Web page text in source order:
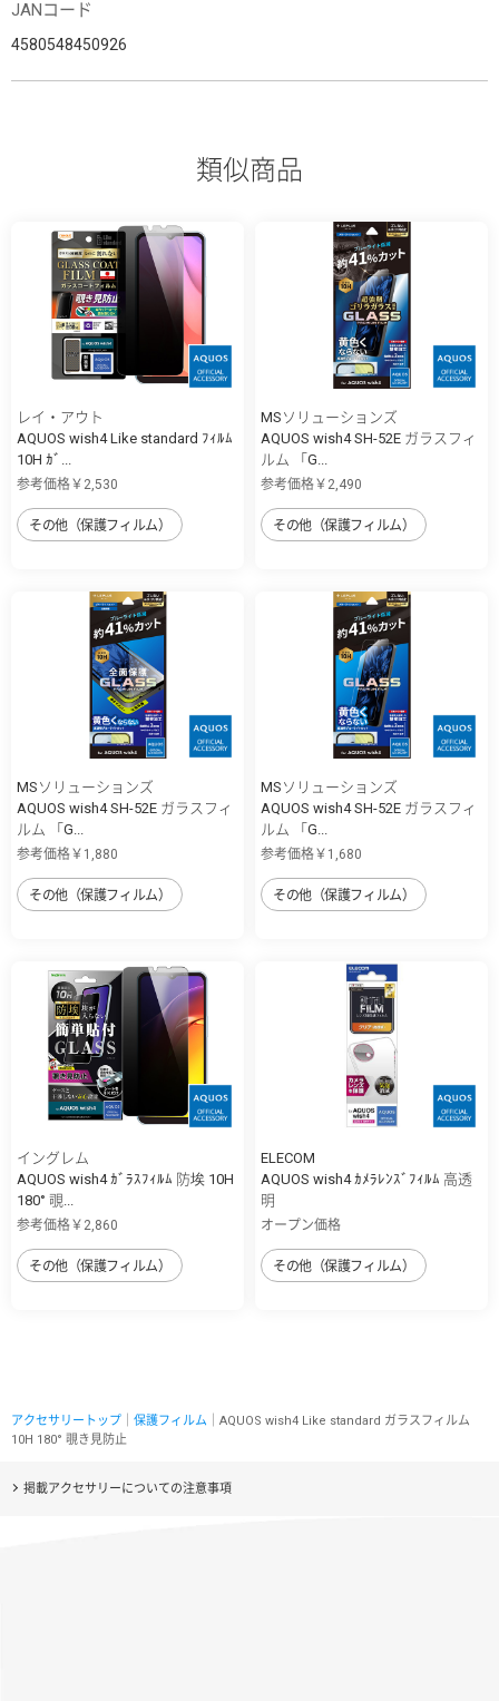
JANコード
4580548450926
類似商品
レイ・アウト
AQUOS wish4 Like standard ﾌｨﾙﾑ
10H ｶﾞ...
参考価格￥2,530
その他（保護フィルム）
MSソリューションズ
AQUOS wish4 SH-52E ガラスフィ
ルム 「G...
参考価格￥2,490
その他（保護フィルム）
MSソリューションズ
AQUOS wish4 SH-52E ガラスフィ
ルム 「G...
参考価格￥1,880
その他（保護フィルム）
MSソリューションズ
AQUOS wish4 SH-52E ガラスフィ
ルム 「G...
参考価格￥1,680
その他（保護フィルム）
イングレム
AQUOS wish4 ｶﾞﾗｽﾌｨﾙﾑ 防埃 10H
180° 覗...
参考価格￥2,860
その他（保護フィルム）
ELECOM
AQUOS wish4 ｶﾒﾗﾚﾝｽﾞﾌｨﾙﾑ 高透
明
オープン価格
その他（保護フィルム）
アクセサリートップ 保護フィルム ｜AQUOS wish4 Like standard ガラスフィルム
10H 180° 覗き見防止
掲載アクセサリーについての注意事項